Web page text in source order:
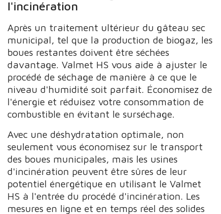
l'incinération
Après un traitement ultérieur du gâteau sec
municipal, tel que la production de biogaz, les
boues restantes doivent être séchées
davantage. Valmet HS vous aide à ajuster le
procédé de séchage de manière à ce que le
niveau d'humidité soit parfait. Économisez de
l'énergie et réduisez votre consommation de
combustible en évitant le surséchage.
Avec une déshydratation optimale, non
seulement vous économisez sur le transport
des boues municipales, mais les usines
d'incinération peuvent être sûres de leur
potentiel énergétique en utilisant le Valmet
HS à l'entrée du procédé d'incinération. Les
mesures en ligne et en temps réel des solides